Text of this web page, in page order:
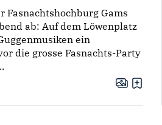
Fasnachtshochburg Gams
ab: Auf dem Löwenplatz
ein
die grosse Fasnachts-Party